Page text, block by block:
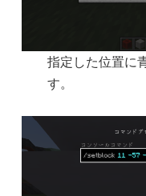
指定した位置に
す。